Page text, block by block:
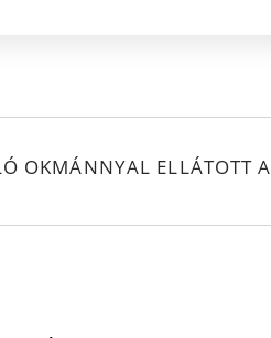
OKMÁNNYAL ELLÁTOTT